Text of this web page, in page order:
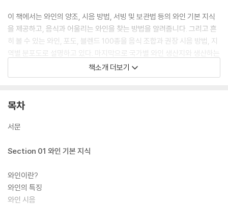
이 책에서는 와인의 양조, 시음 방법, 서빙 및 보관법 등의 와인 기본 지식
을 제공하고, 음식과 어울리는 와인을 찾는 방법을 알려줍니다. 그리고 흔
히 볼 수 있는 와인, 포도, 블렌드 100종을 음식 조합과 권장 시음 방법, 지
역별 분포도로 설명하고 있다. 마지막으로 국가별 와인 생산지와 생산하는
와인을 탐색하는 법을 보기 쉽게 인포그래픽으로 소개하고 있다. 이 책은
와인에 대해 궁금한 초보자부터 새로운 지식을 늘리고 싶은 전문가들까지
책소개 더보기
목차
서문
Section 01 와인 기본 지식
와인이란?
와인의 특징
와인 시음